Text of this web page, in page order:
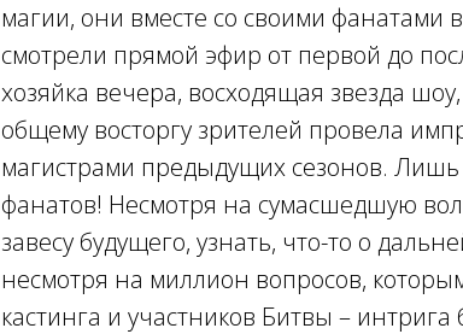
магии, они вместе со своими фанатами
смотрели прямой эфир от первой до
хозяйка вечера, восходящая звезда
общему восторгу зрителей провела
магистрами предыдущих сезонов.
фанатов! Несмотря на сумасшедшую
завесу будущего, узнать, что-то о
несмотря на миллион вопросов,
кастинга и участников Битвы –